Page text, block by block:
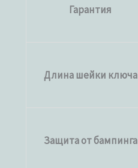
Гарантия
Длина шейки ключа
Защита от бампинга